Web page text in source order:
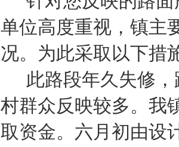
单位高度重视， 镇主
况。为此采取以下措
此路段年久失修
村群众反映较多。 我
取资金。六月初由设